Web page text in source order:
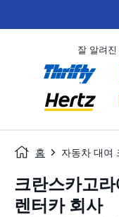
잘 알려
홈 자동차 대여
크란스카고
렌터카 회사